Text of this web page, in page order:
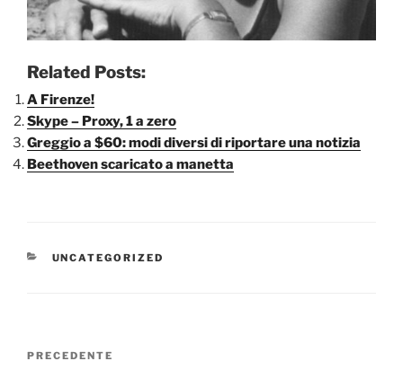
Related Posts:
A Firenze!
Skype – Proxy, 1 a zero
Greggio a $60: modi diversi di riportare una notizia
Beethoven scaricato a manetta
CATEGORIE
UNCATEGORIZED
Navigazione
Articolo
PRECEDENTE